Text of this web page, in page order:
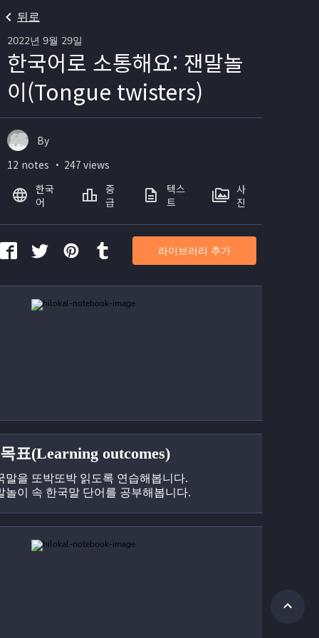
뒤로
2022년 9월 29일
한국어로 소통해요: 잰말놀
이(Tongue twisters)
표(Learning outcomes)
을 또박또박 읽도록 연습해봅니다.
이 속 한국말 단어를 공부해봅니다.
By
12 notes ・ 247 views
한국
어
중
급
텍스
트
사
진
라이브러리 추가